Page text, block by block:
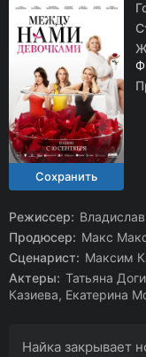
Режиссер:
Продюсер: Макс
Сценарист: Максим
Актеры: Татьяна
Казиева, Екатерина
Найка закрывает